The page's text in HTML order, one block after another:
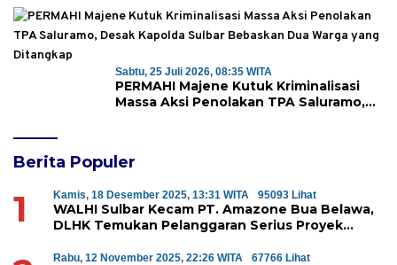
Sabtu, 25 Juli 2026, 08:35 WITA
PERMAHI Majene Kutuk Kriminalisasi
Massa Aksi Penolakan TPA Saluramo,
Berita Populer
1 Kamis, 18 Desember 2025, 13:31 WITA 95093 Lihat
WALHI Sulbar Kecam PT. Amazone Bua Belawa,
DLHK Temukan Pelanggaran Serius Proyek
Rabu, 12 November 2025, 22:26 WITA 67766 Lihat